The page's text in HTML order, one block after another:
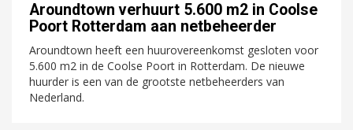
Aroundtown verhuurt 5.600 m2 in Coolse
Poort Rotterdam aan netbeheerder
Aroundtown heeft een huurovereenkomst gesloten voor
5.600 m2 in de Coolse Poort in Rotterdam. De nieuwe
huurder is een van de grootste netbeheerders van
Nederland.